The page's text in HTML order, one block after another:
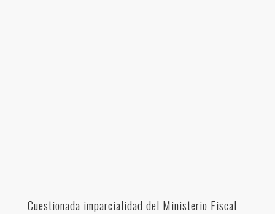
Cuestionada imparcialidad del Ministerio Fiscal